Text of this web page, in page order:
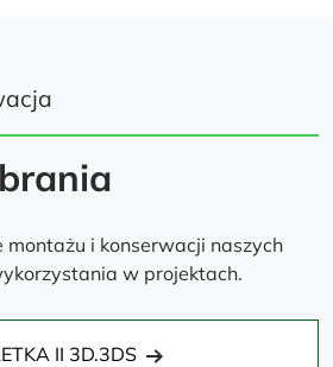
montażu i konserwacji naszych
w projektach.
II 3D.3DS